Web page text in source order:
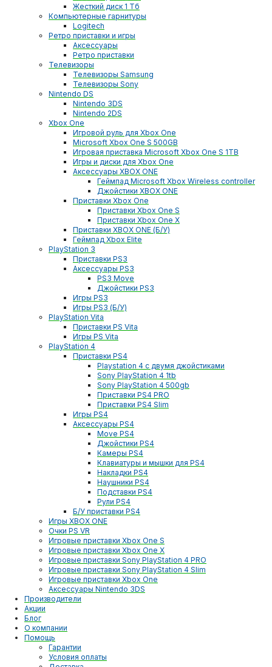
Жесткий диск 1 Тб
Компьютерные гарнитуры
Logitech
Ретро приставки и игры
Аксессуары
Ретро приставки
Телевизоры
Телевизоры Samsung
Телевизоры Sony
Nintendo DS
Nintendo 3DS
Nintendo 2DS
Xbox One
Игровой руль для Xbox One
Microsoft Xbox One S 500GB
Игровая приставка Microsoft Xbox One S 1TB
Игры и диски для Xbox One
Аксессуары XBOX ONE
Геймпад Microsoft Xbox Wireless controller
Джойстики XBOX ONE
Приставки Xbox One
Приставки Xbox One S
Приставки Xbox One X
Приставки XBOX ONE (Б/У)
Геймпад Xbox Elite
PlayStation 3
Приставки PS3
Аксессуары PS3
PS3 Move
Джойстики PS3
Игры PS3
Игры PS3 (Б/У)
PlayStation Vita
Приставки PS Vita
Игры PS Vita
PlayStation 4
Приставки PS4
Playstation 4 с двумя джойстиками
Sony PlayStation 4 1tb
Sony PlayStation 4 500gb
Приставки PS4 PRO
Приставки PS4 Slim
Игры PS4
Аксессуары PS4
Move PS4
Джойстики PS4
Камеры PS4
Клавиатуры и мышки для PS4
Накладки PS4
Наушники PS4
Подставки PS4
Рули PS4
Б/У приставки PS4
Игры XBOX ONE
Очки PS VR
Игровые приставки Xbox One S
Игровые приставки Xbox One X
Игровые приставки Sony PlayStation 4 PRO
Игровые приставки Sony PlayStation 4 Slim
Игровые приставки Xbox One
Аксессуары Nintendo 3DS
Производители
Акции
Блог
О компании
Помощь
Гарантии
Условия оплаты